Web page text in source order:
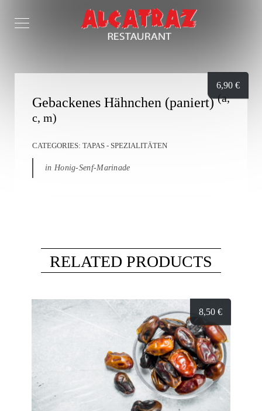
Gebackenes Hähnchen (paniert)(a,
c, m)
CATEGORIES: TAPAS - SPEZIALITÄTEN
in Honig-Senf-Marinade
6,90 €
RELATED PRODUCTS
8,50 €